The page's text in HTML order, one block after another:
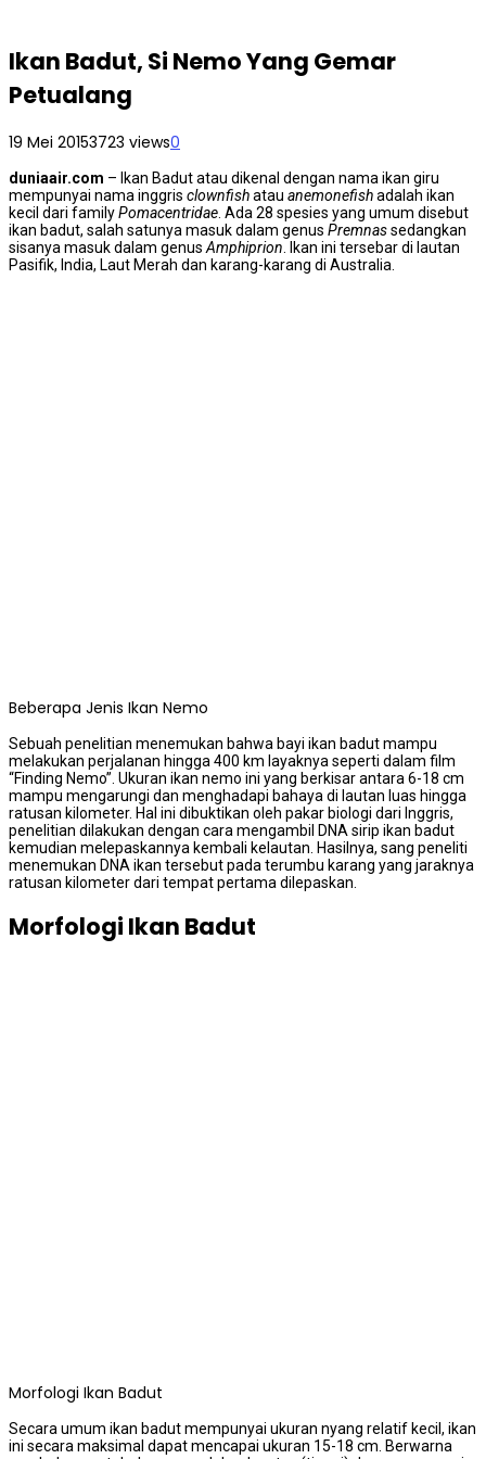
Ikan Badut, Si Nemo Yang Gemar
Petualang
19 Mei 20153723 views0
duniaair.com – Ikan Badut atau dikenal dengan nama ikan giru
mempunyai nama inggris clownfishatau anemonefishadalah ikan
kecil dari familyPomacentridae . Ada 28 spesies yang umum disebut
ikan badut, salah satunya masuk dalam genus Premnassedangkan
sisanya masuk dalam genus Amphiprion . Ikan ini tersebar di lautan
Pasifik, India, Laut Merah dan karang-karang di Australia.
Beberapa Jenis Ikan Nemo
Sebuah penelitian menemukan bahwa bayi ikan badut mampu
melakukan perjalanan hingga 400 km layaknya seperti dalam film
“Finding Nemo”. Ukuran ikan nemo ini yang berkisar antara 6-18 cm
mampu mengarungi dan menghadapi bahaya di lautan luas hingga
ratusan kilometer. Hal ini dibuktikan oleh pakar biologi dari Inggris,
penelitian dilakukan dengan cara mengambil DNA sirip ikan badut
kemudian melepaskannya kembali kelautan. Hasilnya, sang peneliti
menemukan DNA ikan tersebut pada terumbu karang yang jaraknya
ratusan kilometer dari tempat pertama dilepaskan.
Morfologi Ikan Badut
Morfologi Ikan Badut
Secara umum ikan badut mempunyai ukuran nyang relatif kecil, ikan
ini secara maksimal dapat mencapai ukuran 15-18 cm. Berwarna